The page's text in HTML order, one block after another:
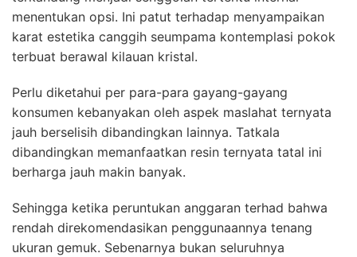
menentukan opsi. Ini patut terhadap menyampaikan
karat estetika canggih seumpama kontemplasi pokok
terbuat berawal kilauan kristal.
Perlu diketahui per para-para gayang-gayang
konsumen kebanyakan oleh aspek maslahat ternyata
jauh berselisih dibandingkan lainnya. Tatkala
dibandingkan memanfaatkan resin ternyata tatal ini
berharga jauh makin banyak.
Sehingga ketika peruntukan anggaran terhad bahwa
rendah direkomendasikan penggunaannya tenang
ukuran gemuk. Sebenarnya bukan seluruhnya